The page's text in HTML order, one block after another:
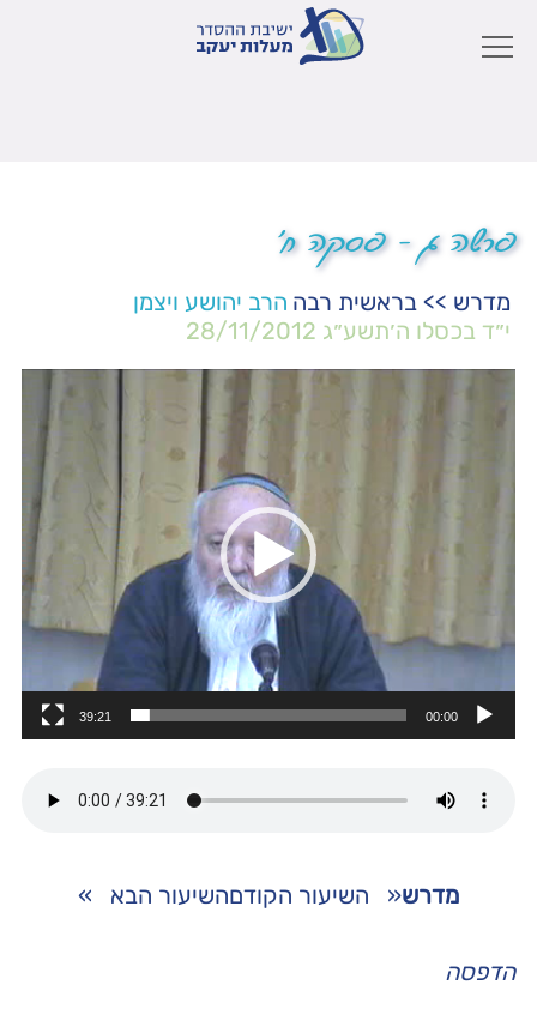
פרשה ג – פסקה ח'
מדרש >> בראשית רבה הרב יהושע ויצמן
י״ד בכסלו ה׳תשע״ג 28/11/2012
וידאו
00:00
39:21
מדרש« השיעור הקודםהשיעור הבא »
הדפסה